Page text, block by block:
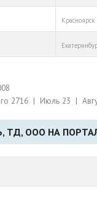
Красноярск
2716 | Июль 23 |
ООО НА ПОРТАЛЕ